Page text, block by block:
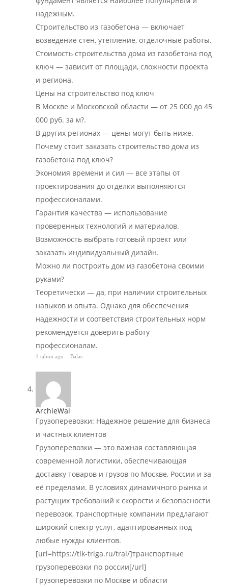
надежным.
Строительство из газобетона — включает
возведение стен, утепление, отделочные работы.
Стоимость строительства дома из газобетона под
ключ — зависит от площади, сложности проекта
и региона.
Цены на строительство под ключ
В Москве и Московской области — от 25 000 до 45
000 руб. за м?.
В других регионах — цены могут быть ниже.
Почему стоит заказать строительство дома из
газобетона под ключ?
Экономия времени и сил — все этапы от
проектирования до отделки выполняются
профессионалами.
Гарантия качества — использование
проверенных технологий и материалов.
Возможность выбрать готовый проект или
заказать индивидуальный дизайн.
Можно ли построить дом из газобетона своими
руками?
Теоретически — да, при наличии строительных
навыков и опыта. Однако для обеспечения
надежности и соответствия строительных норм
рекомендуется доверить работу
профессионалам.
1 tahun ago Balas
ArchieWal
Грузоперевозки: Надежное решение для бизнеса
и частных клиентов
Грузоперевозки — это важная составляющая
современной логистики, обеспечивающая
доставку товаров и грузов по Москве, России и за
её пределами. В условиях динамичного рынка и
растущих требований к скорости и безопасности
перевозок, транспортные компании предлагают
широкий спектр услуг, адаптированных под
любые нужды клиентов.
[url=https://tlk-triga.ru/tral/]транспортные
грузоперевозки по россии[/url]
Грузоперевозки по Москве и области